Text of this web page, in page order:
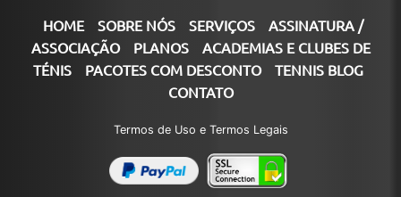
HOME SOBRE NÓS SERVIÇOS
ASSINATURA /
ASSOCIAÇÃO
PLANOS
ACADEMIAS E CLUBES DE
TÉNIS
PACOTES COM DESCONTO
TENNIS BLOG
CONTATO
Termos de Uso e Termos Legais